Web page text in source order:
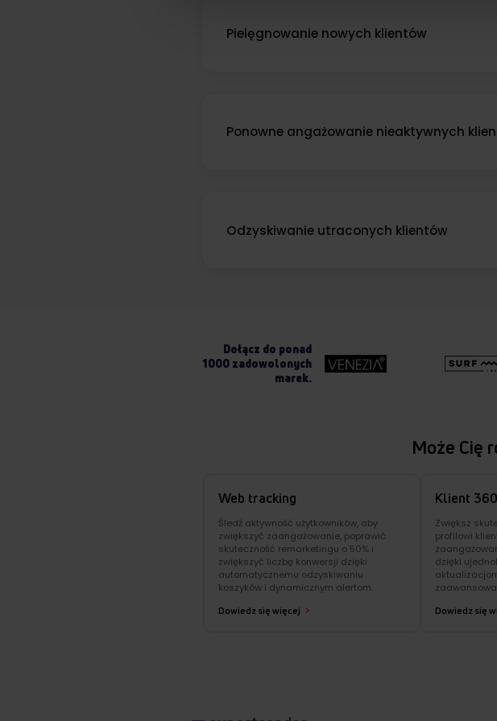
ruch w naszej witrynie. Informacje o tym, jak
reklamowym i analitycznym. Partnerzy mogą
Pielęgnowanie nowych klientów
Ponowne angażowanie nieaktywnych
Odzyskiwanie utraconych klientów
Dołącz do ponad
1000 zadowolonych
marek.
Może Cię
Web tracking
Śledź aktywność użytkowników, aby
zwiększyć zaangażowanie, poprawić
skuteczność remarketingu o 50% i
zwiększyć liczbę konwersji dzięki
automatycznemu odzyskiwaniu
koszyków i dynamicznym alertom.
Dowiedz się więcej
Klient 360
Zwiększ
profilowi
dzięki
Dowiedz się